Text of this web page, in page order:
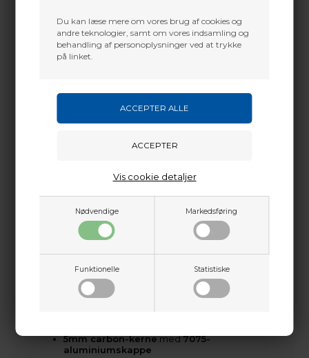
Du kan læse mere om vores brug af cookies og
andre teknologier, samt om vores indsamling og
behandling af personoplysninger ved at trykke
på linket.
Nødvendige Markedsføring
Funktionelle Statistiske
Vis cookie detaljer
sømløs Easton Acu-Carbon-kerne, der er
sammenføjet med en præcisionsforarbejdet
aluminiumskappe
. Kombinationen af carbon og
aluminium skaberforbedret ballistisk effektivitet
højere energi ved træf
FMJ MAX benytter det nye5mm Microlite Nock
nock-halsdesign forstørre tilgivelse og lettere
hårdanodiseret OD Green mat diamond-plate
250, 300, 340, 400) og passer til stort set alle bujagt-
Kraft, gennemtrængning og højere hastighed
gør FMJ MAX til det oplagte valg for de mest seriøse
bujægere.
Egenskaber:
5mm carbon-kernemed7075-
aluminiumskappe